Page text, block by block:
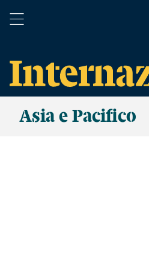
Asia e Pacifico